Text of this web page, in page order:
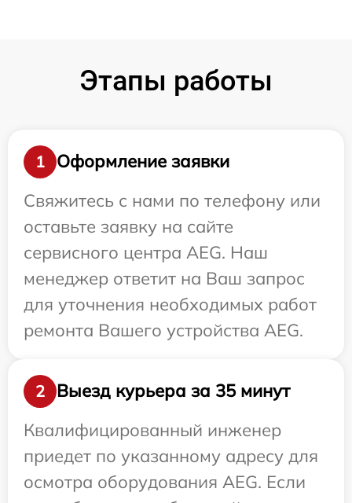
Этапы работы
1
Оформление заявки
Свяжитесь с нами по телефону или
оставьте заявку на сайте
сервисного центра AEG. Наш
менеджер ответит на Ваш запрос
для уточнения необходимых работ
ремонта Вашего устройства AEG.
2
Выезд курьера за 35 минут
Квалифицированный инженер
приедет по указанному адресу для
осмотра оборудования AEG. Если